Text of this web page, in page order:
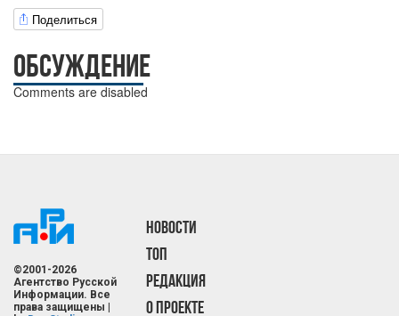
Поделиться
ОБСУЖДЕНИЕ
Comments are disabled
©2001-2026
Агентство Русской
Информации. Все
права защищены |
НОВОСТИ
ТОП
РЕДАКЦИЯ
О ПРОЕКТЕ